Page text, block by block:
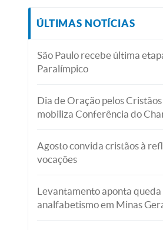
ÚLTIMAS NOTÍCIAS
São Paulo recebe última
Paralímpico
Dia de Oração pelos
mobiliza Conferência do
Agosto convida cristãos à
vocações
Levantamento aponta queda
analfabetismo em Minas